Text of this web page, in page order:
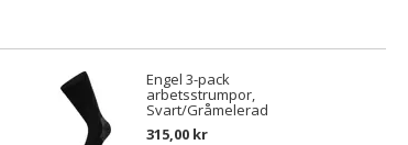
Engel 3-pack
arbetsstrumpor,
Svart/Gråmelerad
315,00 kr